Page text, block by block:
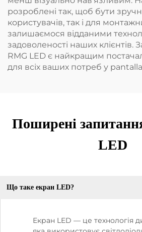
розроблені так, щоб бути
користувачів, так і для
залишаємося відданими
задоволеності наших клієнтів.
RMG LED є найкращим
для всіх ваших потреб у
Поширені
LED
Що таке екран LED?
Екран LED — це технологія